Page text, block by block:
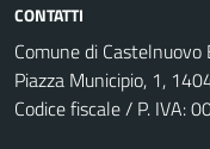
CONTATTI
Comune di Castelnuovo
Piazza Municipio, 1,
Codice fiscale / P. IVA: